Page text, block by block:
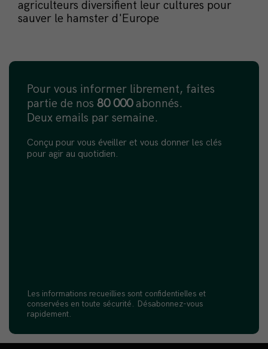
agriculteurs diversifient leur cultures pour
sauver le hamster d'Europe
Pour vous informer librement, faites
partie de nos 80 000abonnés.
Deux emails par semaine.
Conçu pour vous éveiller et vous donner les clés
pour agir au quotidien.
Les informations recueillies sont confidentielles et
conservées en toute sécurité. Désabonnez-vous
rapidement.